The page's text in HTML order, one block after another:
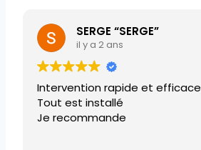
SERGE “SERGE”
il y a 2 ans
Intervention rapide et efficace
Tout est installé
Je recommande